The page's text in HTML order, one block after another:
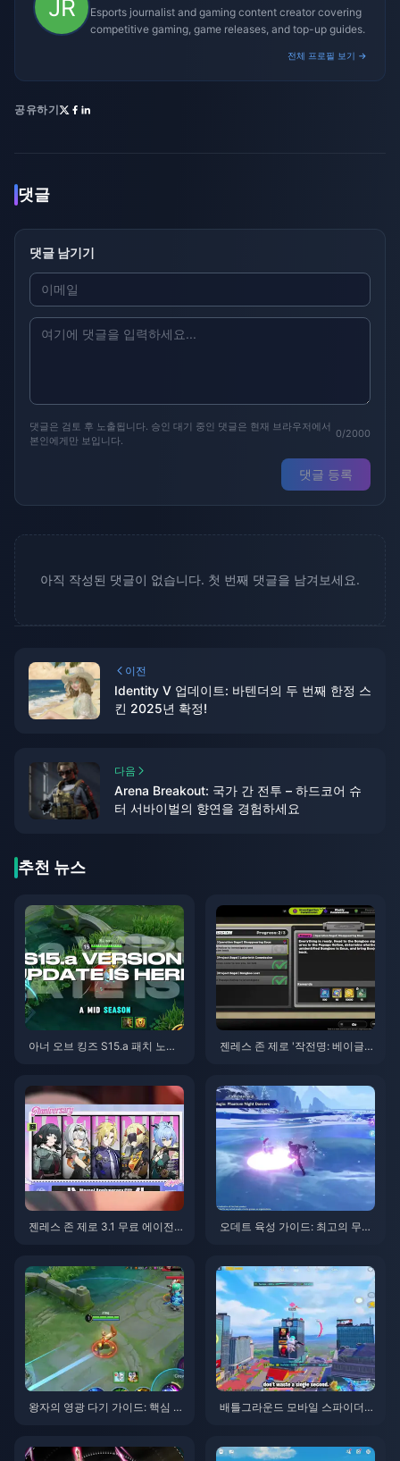
Esports journalist and gaming content creator covering
competitive gaming, game releases, and top-up guides.
전체 프로필 보기 →
공유하기
댓글
댓글 남기기
댓글은 검토 후 노출됩니다. 승인 대기 중인 댓글은 현재 브라우저에서
본인에게만 보입니다.
0/2000
댓글 등록
아직 작성된 댓글이 없습니다. 첫 번째 댓글을 남겨보세요.
이전
Identity V 업데이트: 바텐더의 두 번째 한정 스
킨 2025년 확정!
다음
Arena Breakout: 국가 간 전투 – 하드코어 슈
터 서바이벌의 향연을 경험하세요
추천 뉴스
아너 오브 킹즈 S15.a 패치 노트 |
젠레스 존 제로 '작전명: 베이글'
젠레스 존 제로 3.1 무료 에이전
오데트 육성 가이드: 최고의 무기,
왕자의 영광 다기 가이드: 핵심 팁
배틀그라운드 모바일 스파이더맨